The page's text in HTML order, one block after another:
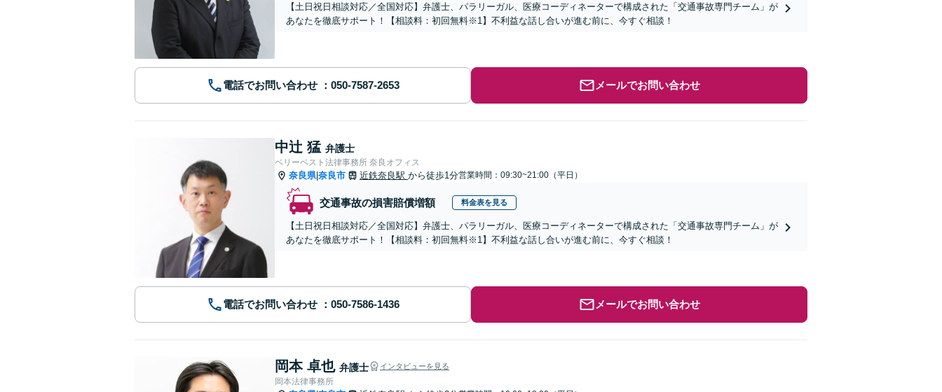
【土日祝日相談対応／全国対応】弁護士、パラリーガル、医療コーディネーターで構成された「交通事故専門チーム」が
あなたを徹底サポート！【相談料：初回無料※1】不利益な話し合いが進む前に、今すぐ相談！
電話でお問い合わせ メールでお問い合わせ
中辻 猛 弁護士
ベリーベスト法律事務所 奈良オフィス
奈良県|奈良市 近鉄奈良駅 から徒歩1分営業時間：09:30~21:00（平日）
交通事故の損害賠償増額 料金表を見る
【土日祝日相談対応／全国対応】弁護士、パラリーガル、医療コーディネーターで構成された「交通事故専門チーム」が
あなたを徹底サポート！【相談料：初回無料※1】不利益な話し合いが進む前に、今すぐ相談！
電話でお問い合わせ メールでお問い合わせ
岡本 卓也 弁護士 インタビューを見る
岡本法律事務所